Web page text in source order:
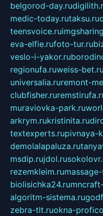
belgorod-day.ru
medic-today.rutaksu.ru
teensvoice.ru
eva-elfie.rufoto-tur.ru
veslo-i-yakor.ru
regionufa.ruweiss-bet.ru
universalia.ruremont-
clubfisher.ru
muraviovka-park.ru
arkrym.rukristinita.ru
textexperts.rupivnaya-
demolalapaluza.ru
msdip.rujdol.ru
rezemkleim.ru
biolisichka24.ru
algoritm-sistema.ru
zebra-tlt.ruokna-